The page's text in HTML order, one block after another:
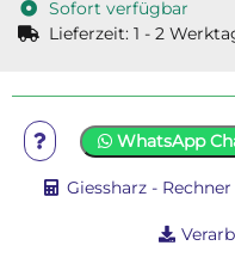
Sofort verfügbar
Lieferzeit: 1 - 2
WhatsApp
Giessharz - Rechner